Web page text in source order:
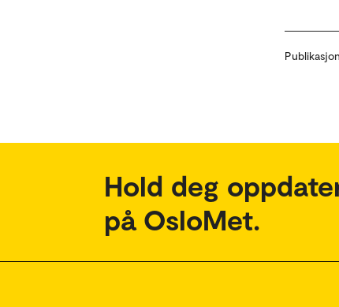
Hold deg
på OsloMet.